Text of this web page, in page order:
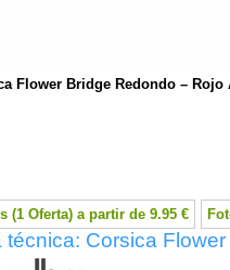
Flower Bridge Redondo – Rojo
(1 Oferta) a partir de 9.95 €
técnica: Corsica